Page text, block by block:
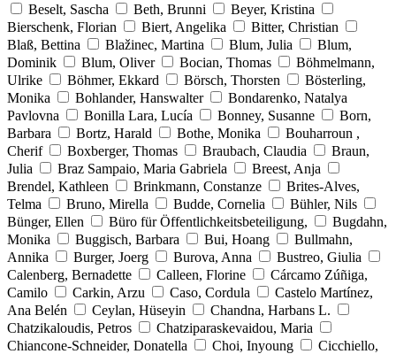
Beselt, Sascha
Beth, Brunni
Beyer, Kristina
Bierschenk, Florian
Biert, Angelika
Bitter, Christian
Blaß, Bettina
Blažinec, Martina Blum, Julia
Blum,
Dominik
Blum, Oliver Bocian, Thomas
Böhmelmann,
Ulrike
Böhmer, Ekkard Börsch, Thorsten
Bösterling,
Monika
Bohlander, Hanswalter
Bondarenko, Natalya
Pavlovna
Bonilla Lara, Lucía Bonney, Susanne
Born,
Barbara
Bortz, Harald Bothe, Monika
Bouharroun ,
Cherif
Boxberger, Thomas Braubach, Claudia
Braun,
Julia
Braz Sampaio, Maria Gabriela
Breest, Anja
Brendel, Kathleen
Brinkmann, Constanze
Brites-Alves,
Telma
Bruno, Mirella Budde, Cornelia
Bühler, Nils
Bünger, Ellen
Büro für Öffentlichkeitsbeteiligung,
Bugdahn,
Monika
Buggisch, Barbara Bui, Hoang
Bullmahn,
Annika
Burger, Joerg Burova, Anna
Bustreo, Giulia
Calenberg, Bernadette
Calleen, Florine
Cárcamo Zúñiga,
Camilo
Carkin, Arzu Caso, Cordula
Castelo Martínez,
Ana Belén
Ceylan, Hüseyin
Chandna, Harbans L.
Chatzikaloudis, Petros
Chatziparaskevaidou, Maria
Chiancone-Schneider, Donatella
Choi, Inyoung
Cicchiello,